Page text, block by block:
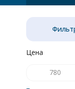
Цена